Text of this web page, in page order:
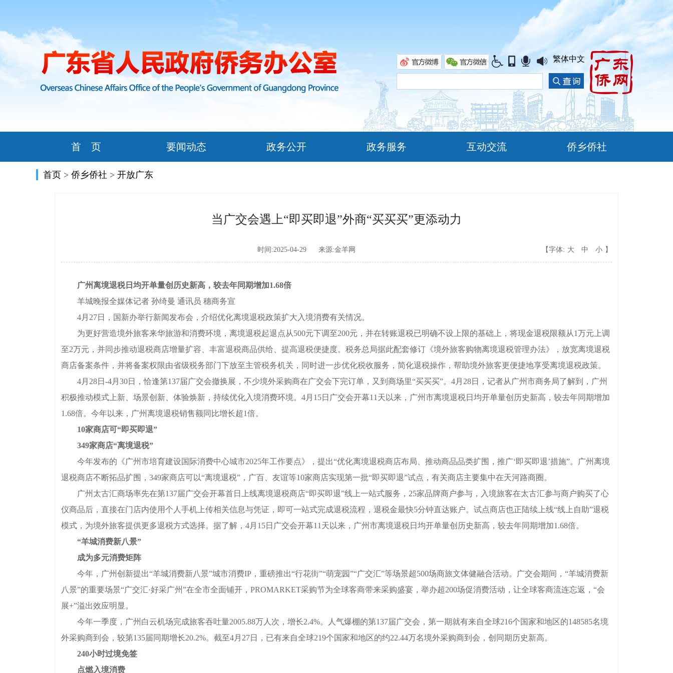
繁体中文
首 页 要闻动态 政务公开 政务服务 互动交流 侨乡侨社
首页 > 侨乡侨社 > 开放广东
当广交会遇上“即买即退”外商“买买买”更添动力
时间:2025-04-29 来源:金羊网 【字体: 大 中 小 】
广州离境退税日均开单量创历史新高，较去年同期增加1.68倍
羊城晚报全媒体记者 孙绮曼 通讯员 穗商务宣
4月27日，国新办举行新闻发布会，介绍优化离境退税政策扩大入境消费有关情况。
为更好营造境外旅客来华旅游和消费环境，离境退税起退点从500元下调至200元，并在转账退税已明确不设上限的基础上，将现金退税限额从1万元上调
至2万元，并同步推动退税商店增量扩容、丰富退税商品供给、提高退税便捷度。税务总局据此配套修订《境外旅客购物离境退税管理办法》，放宽离境退税
商店备案条件，并将备案权限由省级税务部门下放至主管税务机关，同时进一步优化税收服务，简化退税操作，帮助境外旅客更便捷地享受离境退税政策。
4月28日-4月30日，恰逢第137届广交会撤换展，不少境外采购商在广交会下完订单，又到商场里“买买买”。4月28日，记者从广州市商务局了解到，广州
积极推动模式上新、场景创新、体验焕新，持续优化入境消费环境。4月15日广交会开幕11天以来，广州市离境退税日均开单量创历史新高，较去年同期增加
1.68倍。今年以来，广州离境退税销售额同比增长超1倍。
10家商店可“即买即退”
349家商店“离境退税”
今年发布的《广州市培育建设国际消费中心城市2025年工作要点》，提出“优化离境退税商店布局、推动商品品类扩围，推广‘即买即退’措施”。广州离境
退税商店不断拓品扩围，349家商店可以“离境退税”，广百、友谊等10家商店实现第一批“即买即退”试点，有关商店主要集中在天河路商圈。
广州太古汇商场率先在第137届广交会开幕首日上线离境退税商店“即买即退”线上一站式服务，25家品牌商户参与，入境旅客在太古汇参与商户购买了心
仪商品后，直接在门店内使用个人手机上传相关信息与凭证，即可一站式完成退税流程，退税金最快5分钟直达账户。试点商店也正陆续上线“线上自助”退税
模式，为境外旅客提供更多退税方式选择。据了解，4月15日广交会开幕11天以来，广州市离境退税日均开单量创历史新高，较去年同期增加1.68倍。
“羊城消费新八景”
成为多元消费矩阵
今年，广州创新提出“羊城消费新八景”城市消费IP，重磅推出“行花街”“萌宠园”“广交汇”等场景超500场商旅文体健融合活动。广交会期间，“羊城消费新
八景”的重要场景“广交汇·好采广州”在全市全面铺开，PROMARKET采购节为全球客商带来采购盛宴，举办超200场促消费活动，让全球客商流连忘返，“会
展+”溢出效应明显。
今年一季度，广州白云机场完成旅客吞吐量2005.88万人次，增长2.4%。人气爆棚的第137届广交会，第一期就有来自全球216个国家和地区的148585名境
外采购商到会，较第135届同期增长20.2%。截至4月27日，已有来自全球219个国家和地区的约22.44万名境外采购商到会，创同期历史新高。
240小时过境免签
点燃入境消费